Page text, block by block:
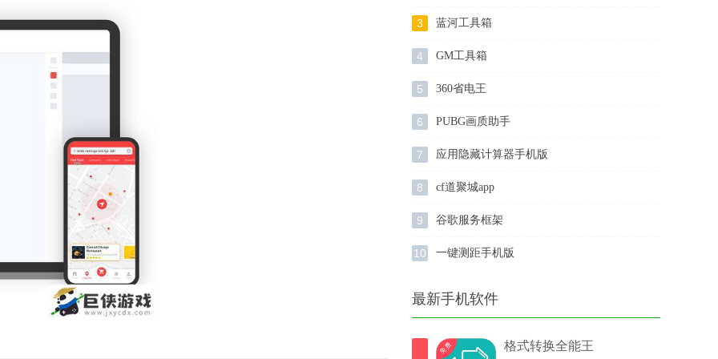
3 蓝河工具箱
4 GM工具箱
5 360省电王
6 PUBG画质助手
7 应用隐藏计算器手机版
8 cf道聚城app
9 谷歌服务框架
10 一键测距手机版
最新手机软件
格式转换全能王